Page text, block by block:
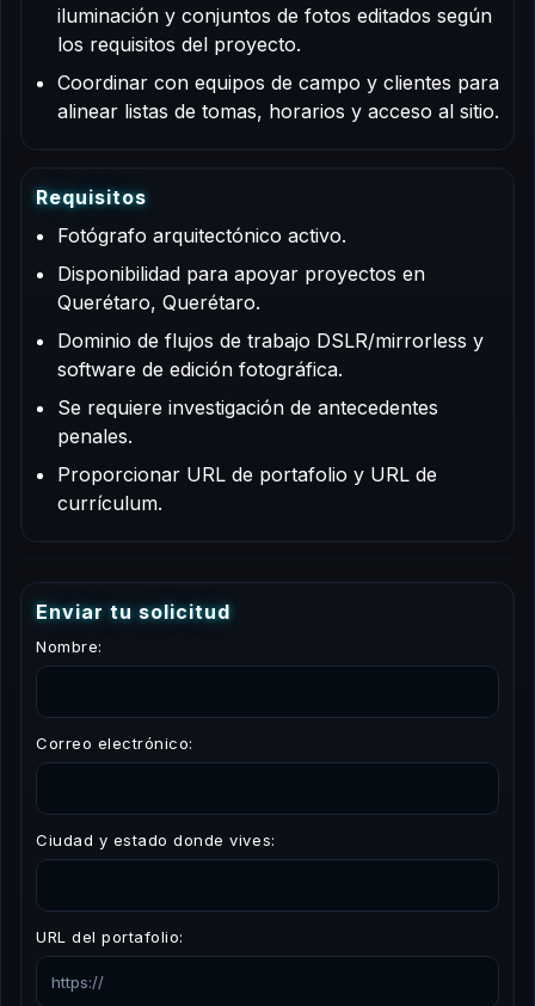
iluminación y conjuntos de fotos editados según
los requisitos del proyecto.
Coordinar con equipos de campo y clientes para
alinear listas de tomas, horarios y acceso al sitio.
Requisitos
Fotógrafo arquitectónico activo.
Disponibilidad para apoyar proyectos en
Querétaro, Querétaro.
Dominio de flujos de trabajo DSLR/mirrorless y
software de edición fotográfica.
Se requiere investigación de antecedentes
penales.
Proporcionar URL de portafolio y URL de
currículum.
Enviar tu solicitud
Nombre:
Correo electrónico:
Ciudad y estado donde vives:
URL del portafolio: